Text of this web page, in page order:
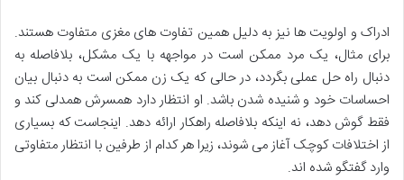
ادراک و اولویت ها نیز به دلیل همین تفاوت های مغزی متفاوت هستند.
برای مثال، یک مرد ممکن است در مواجهه با یک مشکل، بلافاصله به
دنبال راه حل عملی بگردد، در حالی که یک زن ممکن است به دنبال بیان
احساسات خود و شنیده شدن باشد. او انتظار دارد همسرش همدلی کند و
فقط گوش دهد، نه اینکه بلافاصله راهکار ارائه دهد. اینجاست که بسیاری
از اختلافات کوچک آغاز می شوند، زیرا هر کدام از طرفین با انتظار متفاوتی
وارد گفتگو شده اند.